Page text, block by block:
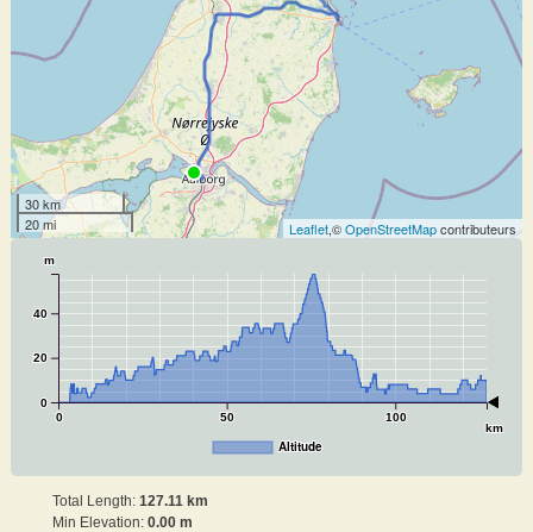
30 km
20 mi
Leaflet,©OpenStreetMapcontributeurs
0 50 100
km
0
20
40
m
Altitude
Total Length: 127.11 km
Min Elevation: 0.00 m